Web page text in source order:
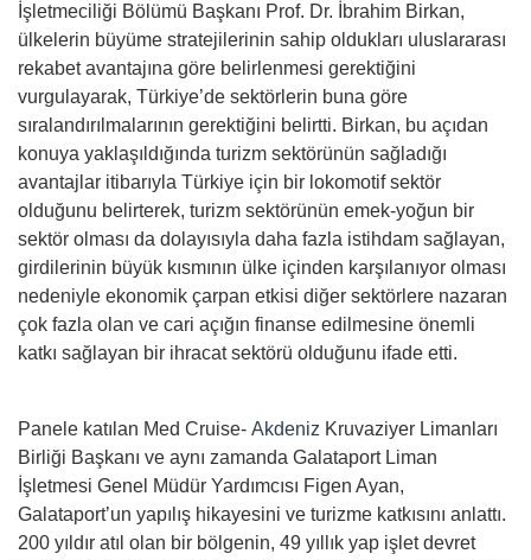
İşletmeciliği Bölümü Başkanı Prof. Dr. İbrahim Birkan,
ülkelerin büyüme stratejilerinin sahip oldukları uluslararası
rekabet avantajına göre belirlenmesi gerektiğini
vurgulayarak, Türkiye’de sektörlerin buna göre
sıralandırılmalarının gerektiğini belirtti. Birkan, bu açıdan
konuya yaklaşıldığında turizm sektörünün sağladığı
avantajlar itibarıyla Türkiye için bir lokomotif sektör
olduğunu belirterek, turizm sektörünün emek-yoğun bir
sektör olması da dolayısıyla daha fazla istihdam sağlayan,
girdilerinin büyük kısmının ülke içinden karşılanıyor olması
nedeniyle ekonomik çarpan etkisi diğer sektörlere nazaran
çok fazla olan ve cari açığın finanse edilmesine önemli
katkı sağlayan bir ihracat sektörü olduğunu ifade etti.
Panele katılan Med Cruise- Akdeniz Kruvaziyer Limanları
Birliği Başkanı ve aynı zamanda Galataport Liman
İşletmesi Genel Müdür Yardımcısı Figen Ayan,
Galataport’un yapılış hikayesini ve turizme katkısını anlattı.
200 yıldır atıl olan bir bölgenin, 49 yıllık yap işlet devret